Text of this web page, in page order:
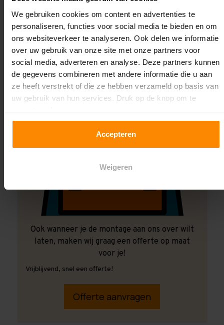
We gebruiken cookies om content en advertenties te
personaliseren, functies voor social media te bieden en om
ons websiteverkeer te analyseren. Ook delen we informatie
over uw gebruik van onze site met onze partners voor
social media, adverteren en analyse. Deze partners kunnen
de gegevens combineren met andere informatie die u aan
ze heeft verstrekt of die ze hebben verzameld op basis van
uw gebruik van hun services. Druk op de knop om te
accepteren!
Accepteren
Weigeren
Montage uitbesteden?
Laat ons het doen!
Ook wanneer je de montage aan ons over wilt
laten, maken wij graag een offerte op maat
voor je!
Vrijblijvend, snel een offerte!
Offerte aanvragen